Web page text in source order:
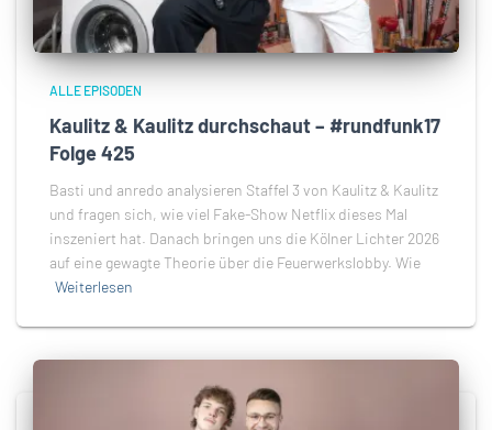
ALLE EPISODEN
Kaulitz & Kaulitz durchschaut – #rundfunk17
Folge 425
Basti und anredo analysieren Staffel 3 von Kaulitz & Kaulitz
und fragen sich, wie viel Fake-Show Netflix dieses Mal
inszeniert hat. Danach bringen uns die Kölner Lichter 2026
auf eine gewagte Theorie über die Feuerwerkslobby. Wie
Weiterlesen